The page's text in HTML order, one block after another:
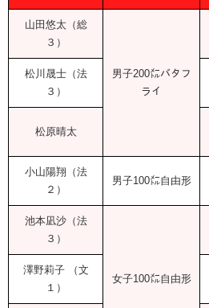
山田悠太（総
３）
男子200㍍バタフ
ライ
松川晟士（法
３）
松原晴太
小山陽翔（法
２）
男子100㍍自由形
池本凪沙（法
３）
女子100㍍自由形
澤野莉子 （文
１）